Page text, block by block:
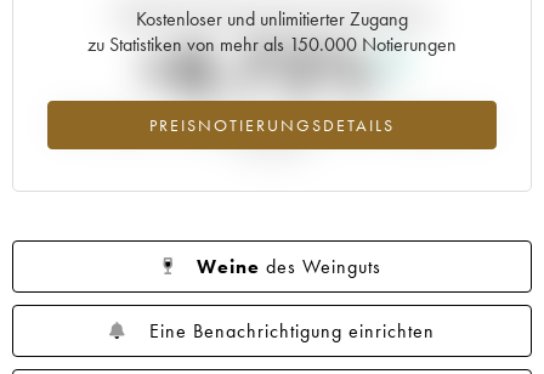
Kostenloser und unlimitierter Zugang
zu Statistiken von mehr als 150.000 Notierungen
PREISNOTIERUNGSDETAILS
Aktuelle Entwicklung der Preisnotierung
+8.72%
Preisanstiegs des Jahrgangs 2012 im Jahr 2026 im Vergleich zum
Weine des Weinguts
Eine Benachrichtigung einrichten